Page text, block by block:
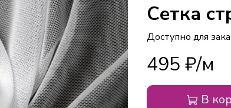
Сетка
Доступно для
495 ₽
В